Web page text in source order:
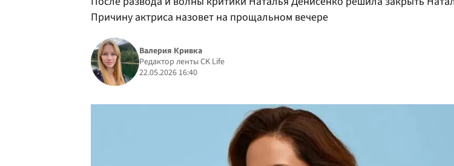
Причину актриса назовет на прощальном вечере
Валерия Кривка
Редактор ленты CK Life
22.05.2026 16:40